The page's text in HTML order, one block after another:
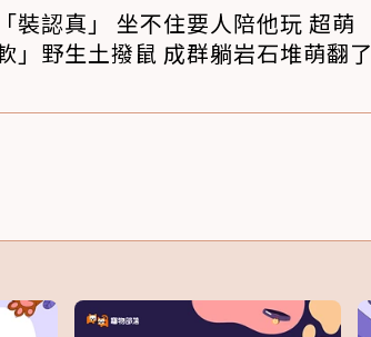
裝認真」 坐不住要人陪他玩 超萌
」野生土撥鼠 成群躺岩石堆萌翻了